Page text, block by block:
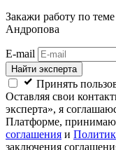
Закажи работу по
Андропова
E-mail
Найти эксперта
Принять
Оставляя свои
эксперта», я
Платформе, принимаю
соглашения и
заключения